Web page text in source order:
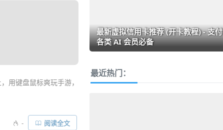
用键盘鼠标爽玩手游，
9 一步升级到
- 阅读全文
最新虚拟信用卡推荐 (开卡教程) - 支付
各类 AI 会员必备
最近热门：